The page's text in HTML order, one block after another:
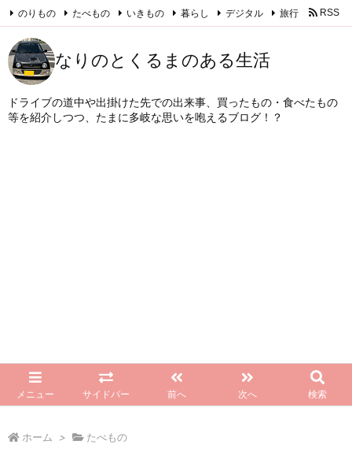
なりのとくるまのある生活
ドライブの道中や出掛けた先での出来事、買ったもの・食べたもの
等を紹介しつつ、たまに多岐な思いを咆えるブログ！？
メニュー サイドバー 前へ 次へ 検索
のりもの たべもの いきもの 暮らし デジタル 旅行 RSS
Feedly
ホーム > たべもの